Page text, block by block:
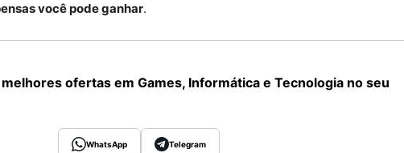
você pode ganhar.
melhores ofertas em Games, Informática e Tecnologia no seu
WhatsApp Telegram